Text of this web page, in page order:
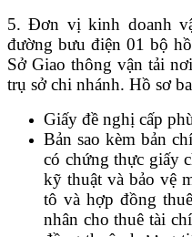
5. Đơn vị kinh doanh
đường bưu điện 01 bộ
Sở Giao thông vận tải
trụ sở chi nhánh. Hồ sơ
Giấy đề nghị cấp
Bản sao kèm bản
có chứng thực giấy
kỹ thuật và bảo vệ
tô và hợp đồng
nhân cho thuê tài